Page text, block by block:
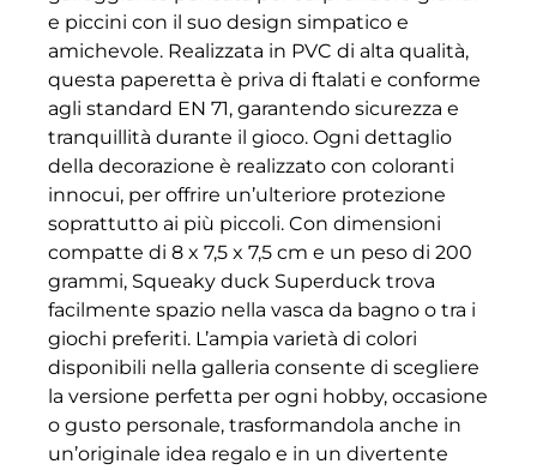
e piccini con il suo design simpatico e
amichevole. Realizzata in PVC di alta qualità,
questa paperetta è priva di ftalati e conforme
agli standard EN 71, garantendo sicurezza e
tranquillità durante il gioco. Ogni dettaglio
della decorazione è realizzato con coloranti
innocui, per offrire un’ulteriore protezione
soprattutto ai più piccoli. Con dimensioni
compatte di 8 x 7,5 x 7,5 cm e un peso di 200
grammi, Squeaky duck Superduck trova
facilmente spazio nella vasca da bagno o tra i
giochi preferiti. L’ampia varietà di colori
disponibili nella galleria consente di scegliere
la versione perfetta per ogni hobby, occasione
o gusto personale, trasformandola anche in
un’originale idea regalo e in un divertente